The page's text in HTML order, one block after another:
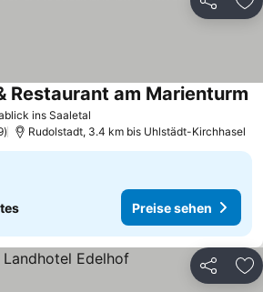
Teilen
ins Saaletal
Restaurant am Marienturm
Rudolstadt, 3.4 km bis Uhlstädt-Kirchhasel
Preise sehen
Teilen